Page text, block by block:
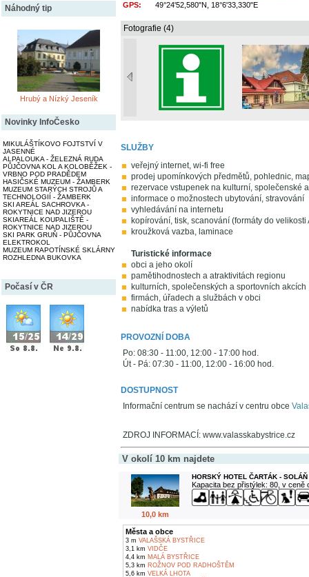
Náhodný tip
Hrubý a Nízký Jeseník
Novinky InfoČesko
MIKULÁŠTÍKOVO FOJTSTVÍ V
JASENNÉ
ALPALOUKA - ŽELEZNÁ RUDA
PŮJČOVNA KOL A KOLOBĚŽEK -
VRBNO POD PRADĚDEM
HASIČSKÉ MUZEUM - ŽAMBERK
MUZEUM STARÝCH STROJŮ A
TECHNOLOGIÍ - ŽAMBERK
SKI AREÁL SACHROVKA -
ROKYTNICE NAD JIZEROU
SKIAREÁL KOUPALIŠTĚ -
ROKYTNICE NAD JIZEROU
SKI PARK GRUŇ - PŮJČOVNA
ELEKTROKOL
MUZEUM RAPOTÍNSKÉ SKLÁRNY
ROZHLEDNA BUKOVKA
Počasí v ČR
GPS:
49°24'52,580"N, 18°6'33,330"E
Fotografie (4)
SLUŽBY
veřejný internet, wi-fi free
prodej upomínkových předmětů, pohlednic,
rezervace vstupenek na kulturní, společenské
informace o možnostech ubytování, stravování
vyhledávání na internetu
kopírování, tisk, scanování (formáty do velikosti
kroužková vazba, laminace
Turistické informace
obci a jeho okolí
pamětihodnostech a atraktivitách regionu
kulturních, společenských a sportovních akcích
firmách, úřadech a službách v obci
nabídka tras a výletů
PROVOZNÍ DOBA
Po: 08:30 - 11:00, 12:00 - 17:00 hod.
Út - Pá: 07:30 - 11:00, 12:00 - 16:00 hod.
DOSTUPNOST
Informační centrum se nachází v centru obce
ZDROJ INFORMACÍ: www.valasskabystrice.cz
V okolí 10 km najdete
10,0 km
HORSKÝ HOTEL ČARTÁK - SOLÁŇ
Kapacita bez přistýlek: 80, v ceně
Města a obce
3 m VALAŠSKÁ BYSTŘICE
3,1 km VIDČE
4,4 km MALÁ BYSTŘICE
5,3 km ROŽNOV POD RADHOŠTĚM
5,6 km VELKÁ LHOTA